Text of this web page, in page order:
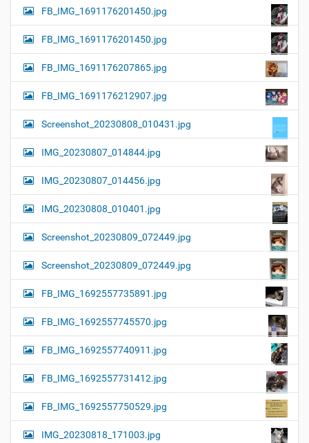
FB_IMG_1691176201450.jpg
FB_IMG_1691176201450.jpg
FB_IMG_1691176207865.jpg
FB_IMG_1691176212907.jpg
Screenshot_20230808_010431.jpg
IMG_20230807_014844.jpg
IMG_20230807_014456.jpg
IMG_20230808_010401.jpg
Screenshot_20230809_072449.jpg
Screenshot_20230809_072449.jpg
FB_IMG_1692557735891.jpg
FB_IMG_1692557745570.jpg
FB_IMG_1692557740911.jpg
FB_IMG_1692557731412.jpg
FB_IMG_1692557750529.jpg
IMG_20230818_171003.jpg